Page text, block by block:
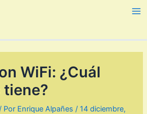
WiFi: ¿Cuál
tiene?
Por Enrique Alpañes/14 diciembre,